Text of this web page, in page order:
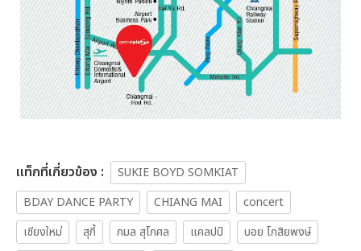
เเท็กที่เกี่ยวข้อง :
SUKIE BOYD SOMKIAT
BDAY DANCE PARTY
CHIANG MAI
concert
เชียงใหม่
สุกี้ กมล สุโกศล แคลปป์
บอย โกสิยพงษ์